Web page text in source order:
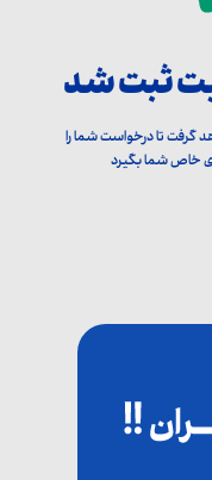
ثبت شد
گرفت تا درخواست شما را
خاص شما بگیرد